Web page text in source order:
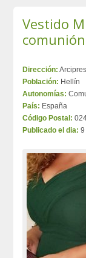
Vestido
Dirección:
Población: Hellín
Autonomías:
País: España
Código Postal:
Publicado el dia: 9